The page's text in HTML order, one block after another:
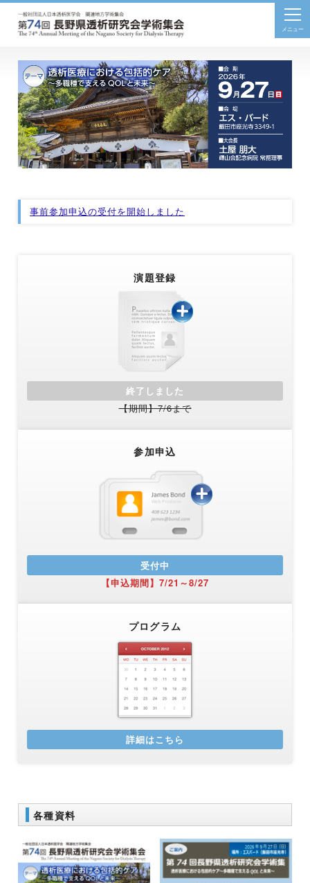
事前参加申込の受付を開始しました
演題登録
終了しました
【期間】7/6まで
参加申込
受付中
【申込期間】7/21～8/27
プログラム
詳細はこちら
各種資料